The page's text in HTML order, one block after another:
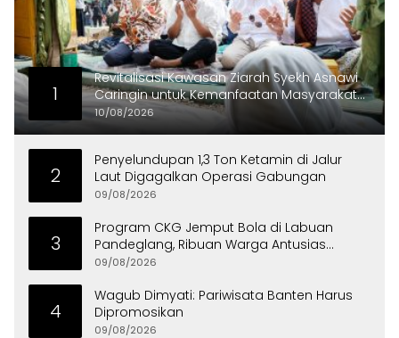
1
Revitalisasi Kawasan Ziarah Syekh Asnawi
Caringin untuk Kemanfaatan Masyarakat
dan Menjaga Nilai Sejarah
10/08/2026
2
Penyelundupan 1,3 Ton Ketamin di Jalur
Laut Digagalkan Operasi Gabungan
09/08/2026
3
Program CKG Jemput Bola di Labuan
Pandeglang, Ribuan Warga Antusias
Periksa Kesehatan
09/08/2026
4
Wagub Dimyati: Pariwisata Banten Harus
Dipromosikan
09/08/2026